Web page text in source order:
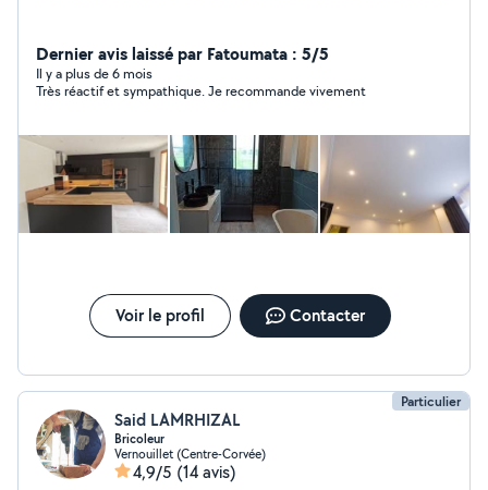
Dernier avis laissé par Fatoumata : 5/5
Il y a plus de 6 mois
Très réactif et sympathique. Je recommande vivement
Voir le profil Contacter
Particulier
Said LAMRHIZAL
Bricoleur
Vernouillet (Centre-Corvée)
4,9/5 (14 avis)